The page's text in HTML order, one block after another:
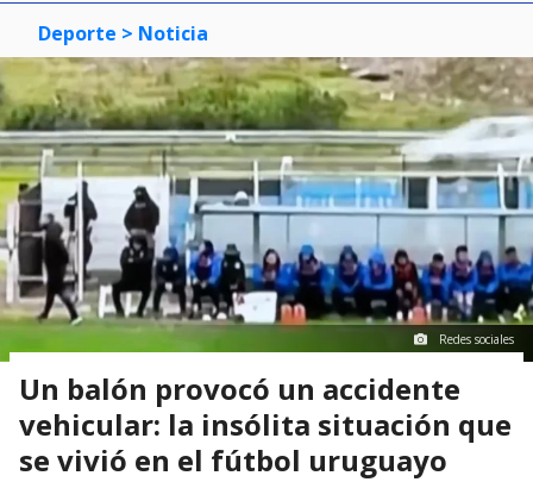
Deporte > Noticia
Redes sociales
Un balón provocó un accidente
vehicular: la insólita situación que
se vivió en el fútbol uruguayo